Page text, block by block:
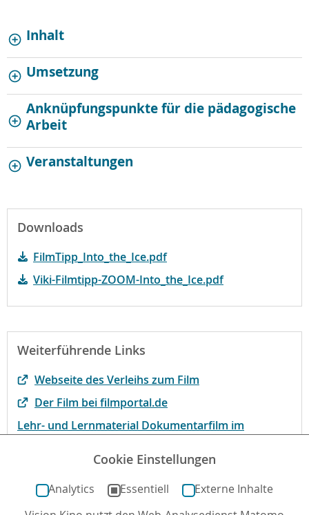
Inhalt
Umsetzung
Anknüpfungspunkte für die pädagogische
Arbeit
Veranstaltungen
Downloads
FilmTipp_Into_the_Ice.pdf
Viki-Filmtipp-ZOOM-Into_the_Ice.pdf
Weiterführende Links
Webseite des Verleihs zum Film
Der Film bei filmportal.de
Lehr- und Lernmaterial Dokumentarfilm im
Unterricht
Der Film bei kinofenster.de
Cookie Einstellungen
Analytics Essentiell
Externe Inhalte